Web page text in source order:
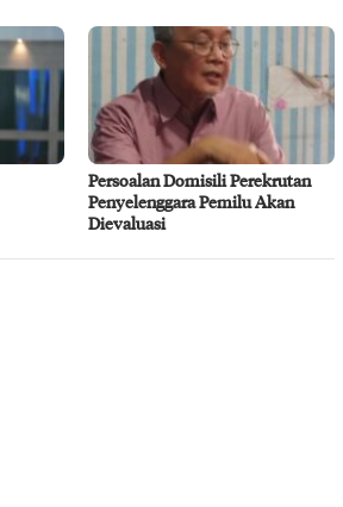
Persoalan Domisili Perekrutan
Penyelenggara Pemilu Akan
Dievaluasi